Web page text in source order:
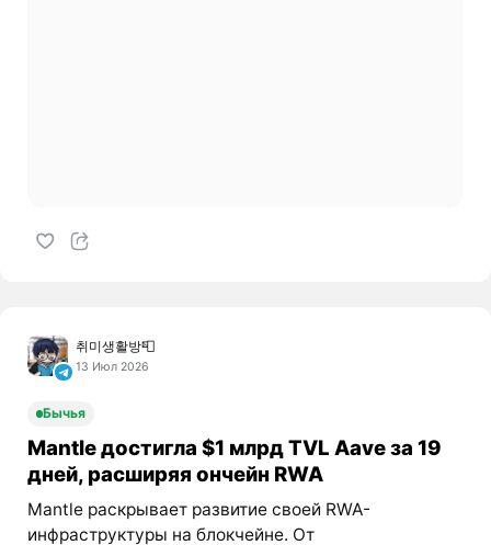
취미생활방📮
13 Июл 2026
Бычья
Mantle достигла $1 млрд TVL Aave за 19
дней, расширяя ончейн RWA
Mantle раскрывает развитие своей RWA-
инфраструктуры на блокчейне. От